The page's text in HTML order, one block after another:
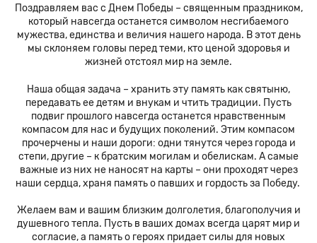
Поздравляем вас с Днем Победы – священным праздником,
который навсегда останется символом несгибаемого
мужества, единства и величия нашего народа. В этот день
мы склоняем головы перед теми, кто ценой здоровья и
жизней отстоял мир на земле.
Наша общая задача – хранить эту память как святыню,
передавать ее детям и внукам и чтить традиции. Пусть
подвиг прошлого навсегда останется нравственным
компасом для нас и будущих поколений. Этим компасом
прочерчены и наши дороги: одни тянутся через города и
степи, другие – к братским могилам и обелискам. А самые
важные из них не наносят на карты – они проходят через
наши сердца, храня память о павших и гордость за Победу.
Желаем вам и вашим близким долголетия, благополучия и
душевного тепла. Пусть в ваших домах всегда царят мир и
согласие, а память о героях придает силы для новых